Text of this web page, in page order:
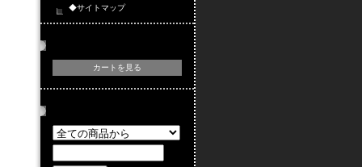
◆サイトマップ
カートを見る